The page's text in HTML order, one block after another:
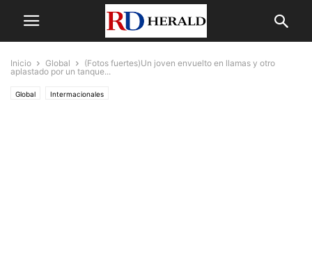
Inicio Global
(Fotos fuertes)Un joven envuelto en llamas y otro
aplastado por un tanque...
Global Intermacionales